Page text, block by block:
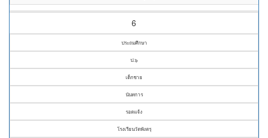
6
ประถมศึกษา
ป.๖
เด็กชาย
นันทการ
รอดแจ้ง
โรงเรียนวัดพังตรุ